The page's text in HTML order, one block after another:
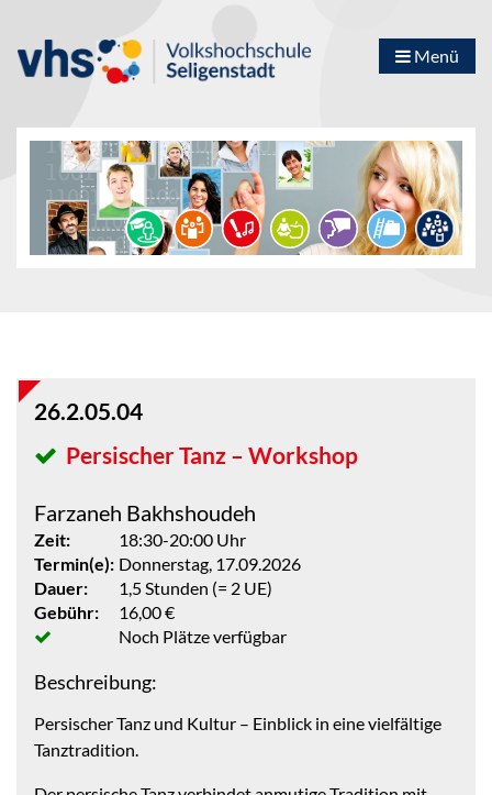
Menü
26.2.05.04
Persischer Tanz – Workshop
Farzaneh Bakhshoudeh
Zeit:
18:30-20:00 Uhr
Termin(e): Donnerstag, 17.09.2026
Dauer:
1,5 Stunden (= 2 UE)
Gebühr:
16,00 €
Noch Plätze verfügbar
Beschreibung:
Persischer Tanz und Kultur – Einblick in eine vielfältige
Tanztradition.